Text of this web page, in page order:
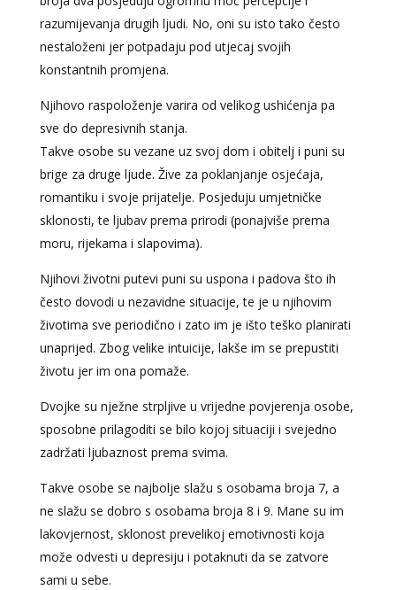
razumijevanja drugih ljudi. No, oni su isto tako često
nestaloženi jer potpadaju pod utjecaj svojih
konstantnih promjena.
Njihovo raspoloženje varira od velikog ushićenja pa
sve do depresivnih stanja.
Takve osobe su vezane uz svoj dom i obitelj i puni su
brige za druge ljude. Žive za poklanjanje osjećaja,
romantiku i svoje prijatelje. Posjeduju umjetničke
sklonosti, te ljubav prema prirodi (ponajviše prema
moru, rijekama i slapovima).
Njihovi životni putevi puni su uspona i padova što ih
često dovodi u nezavidne situacije, te je u njihovim
životima sve periodično i zato im je išto teško planirati
unaprijed. Zbog velike intuicije, lakše im se prepustiti
životu jer im ona pomaže.
Dvojke su nježne strpljive u vrijedne povjerenja osobe,
sposobne prilagoditi se bilo kojoj situaciji i svejedno
zadržati ljubaznost prema svima.
Takve osobe se najbolje slažu s osobama broja 7, a
ne slažu se dobro s osobama broja 8 i 9. Mane su im
lakovjernost, sklonost prevelikoj emotivnosti koja
može odvesti u depresiju i potaknuti da se zatvore
sami u sebe.